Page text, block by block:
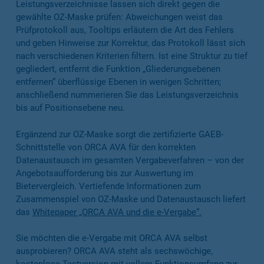
Leistungsverzeichnisse lassen sich direkt gegen die
gewählte OZ-Maske prüfen: Abweichungen weist das
Prüfprotokoll aus, Tooltips erläutern die Art des Fehlers
und geben Hinweise zur Korrektur, das Protokoll lässt sich
nach verschiedenen Kriterien filtern. Ist eine Struktur zu tief
gegliedert, entfernt die Funktion „Gliederungsebenen
entfernen“ überflüssige Ebenen in wenigen Schritten;
anschließend nummerieren Sie das Leistungsverzeichnis
bis auf Positionsebene neu.
Ergänzend zur OZ-Maske sorgt die zertifizierte GAEB-
Schnittstelle von ORCA AVA für den korrekten
Datenaustausch im gesamten Vergabeverfahren – von der
Angebotsaufforderung bis zur Auswertung im
Bietervergleich. Vertiefende Informationen zum
Zusammenspiel von OZ-Maske und Datenaustausch liefert
das Whitepaper „ORCA AVA und die e-Vergabe“.
Sie möchten die e-Vergabe mit ORCA AVA selbst
ausprobieren? ORCA AVA steht als sechswöchige,